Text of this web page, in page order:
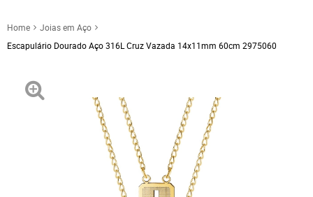
Home
Joias em Aço
Escapulário Dourado Aço 316L Cruz Vazada 14x11mm 60cm 2975060